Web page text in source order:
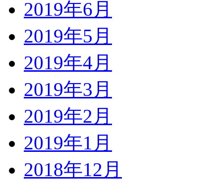
2019年6月
2019年5月
2019年4月
2019年3月
2019年2月
2019年1月
2018年12月